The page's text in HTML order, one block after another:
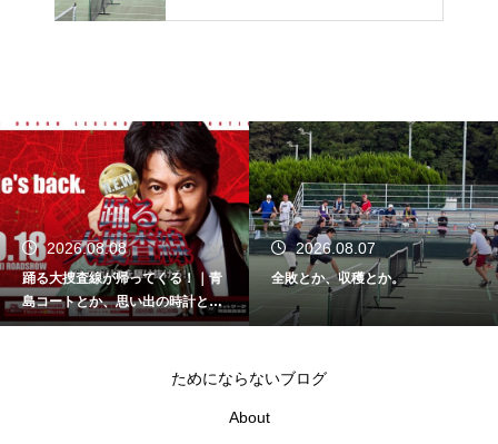
2026.08.08
踊る大捜査線が帰ってくる！｜青
島コートとか、思い出の時計と
か。
2026.08.07
全敗とか、収穫とか。
ためにならないブログ
About